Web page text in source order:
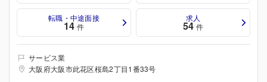
転職・中途面接
14 件
求人
54 件
サービス業
大阪府大阪市此花区桜島2丁目1番33号